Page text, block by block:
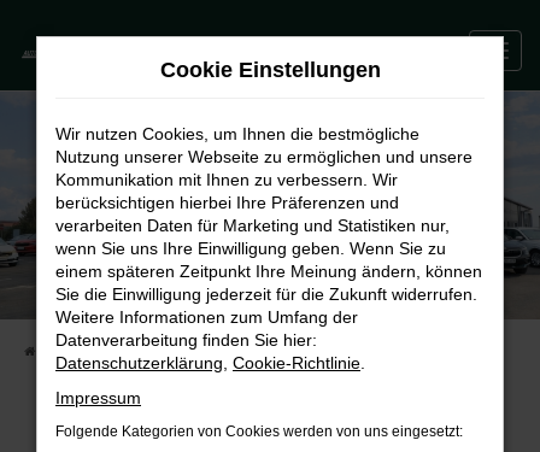
Zum
Hauptinhalt
STARTSEITE FAHRZEUGE UNSERE FAHRZEUGE
Cookie Einstellungen
Wir nutzen Cookies, um Ihnen die bestmögliche
Nutzung unserer Webseite zu ermöglichen und unsere
Kommunikation mit Ihnen zu verbessern. Wir
berücksichtigen hierbei Ihre Präferenzen und
verarbeiten Daten für Marketing und Statistiken nur,
wenn Sie uns Ihre Einwilligung geben. Wenn Sie zu
einem späteren Zeitpunkt Ihre Meinung ändern, können
Sie die Einwilligung jederzeit für die Zukunft widerrufen.
Weitere Informationen zum Umfang der
Datenverarbeitung finden Sie hier:
Datenschutzerklärung Cookie-Richtlinie
Impressum
Folgende Kategorien von Cookies werden von uns eingesetzt: